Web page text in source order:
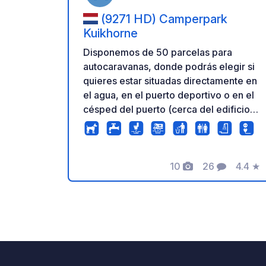
(9271 HD) Camperpark
Kuikhorne
Disponemos de 50 parcelas para
autocaravanas, donde podrás elegir si
quieres estar situadas directamente en
el agua, en el puerto deportivo o en el
césped del puerto (cerca del edificio
sanitario). Todas las canchas están
equipadas con postes de electricidad
hay parcelas para autocaravanas
donde los pescadores pueden pescar
10
Fotos
26
Comentarios
4.4 ★